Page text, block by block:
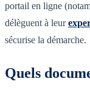
portail en ligne
délèguent à leur
sécurise la démarche.
Quels